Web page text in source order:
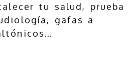
tu salud, prueba
gafas a